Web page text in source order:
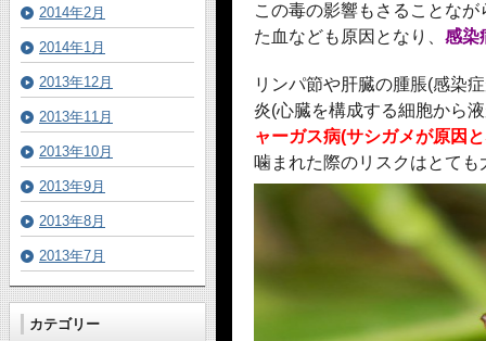
この毒の影響もさることな
た血なども原因となり、 感染
リンパ節や肝臓の腫脹(感染
炎(心臓を構成する細胞から
ャーガス病(サシガメが原因
噛まれた際のリスクはとても
2014年2月
2014年1月
2013年12月
2013年11月
2013年10月
2013年9月
2013年8月
2013年7月
カテゴリー